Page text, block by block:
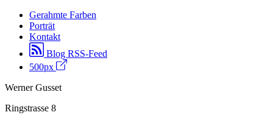
Gerahmte Farben
Porträt
Kontakt
Blog RSS-Feed
500px
Werner Gusset
Ringstrasse 8